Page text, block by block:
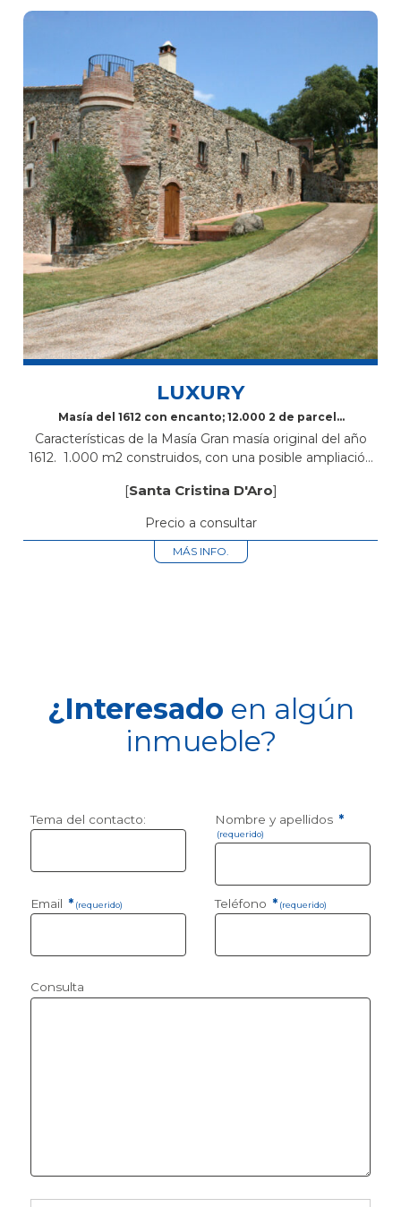
LUXURY
Masía del 1612 con encanto; 12.000 2 de parcela
Características de la Masía Gran masía original del año
1612. 1.000 m2 construidos, con una posible ampliación
Equipadas con calefacción...
[Santa Cristina D'Aro]
Precio a consultar
MÁS INFO.
¿Interesado en algún
inmueble?
Tema del contacto: Nombre y apellidos *
(requerido)
Email * (requerido) Teléfono * (requerido)
Consulta